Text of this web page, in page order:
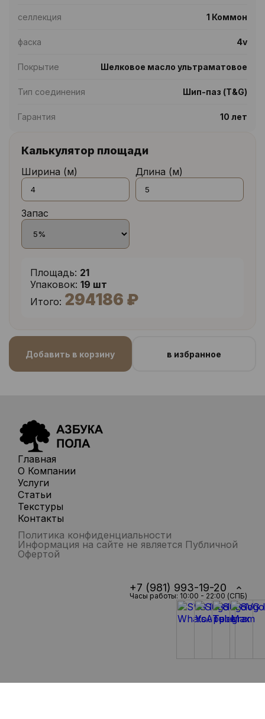
селлекция 1 Коммон
фаска 4v
Покрытие Шелковое масло ультраматовое
Тип соединения Шип-паз (T&G)
Гарантия 10 лет
Калькулятор площади
Ширина (м) Длина (м)
Запас
Площадь: 21
Упаковок: 19 шт
Итого: 294186 ₽
Добавить в корзину в избранное
Главная
О Компании
Услуги
Статьи
Текстуры
Контакты
Политика конфиденциальности
Информация на сайте не является Публичной
Офертой
+7 (981) 993-19-20
Часы работы: 10:00 - 22:00 (СПБ)